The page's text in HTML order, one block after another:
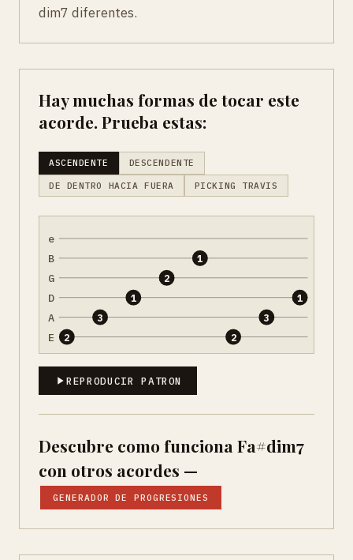
dim7 diferentes.
Hay muchas formas de tocar este
acorde. Prueba estas:
ASCENDENTE DESCENDENTE
DE DENTRO HACIA FUERA PICKING TRAVIS
e
B
G
D
A
E 2
3
1
2
1
2
3
1
REPRODUCIR PATRON
Descubre como funciona Fa#dim7
con otros acordes —
GENERADOR DE PROGRESIONES